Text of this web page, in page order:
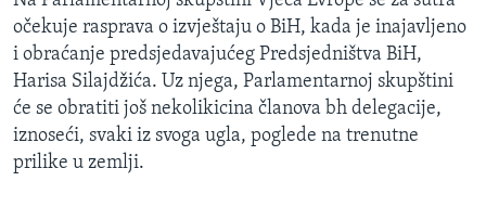
pretragu
SVIJET
KORUPCIJA
SLOBODA MEDIJA
ŽENSKA STRANA
IZBJEGLIČKA STRANA
očekuje rasprava o izvještaju o BiH, kada je inajavljeno
i obraćanje predsjedavajućeg Predsjedništva BiH,
Harisa Silajdžića. Uz njega, Parlamentarnoj skupštini
će se obratiti još nekolikicina članova bh delegacije,
iznoseći, svaki iz svoga ugla, poglede na trenutne
prilike u zemlji.